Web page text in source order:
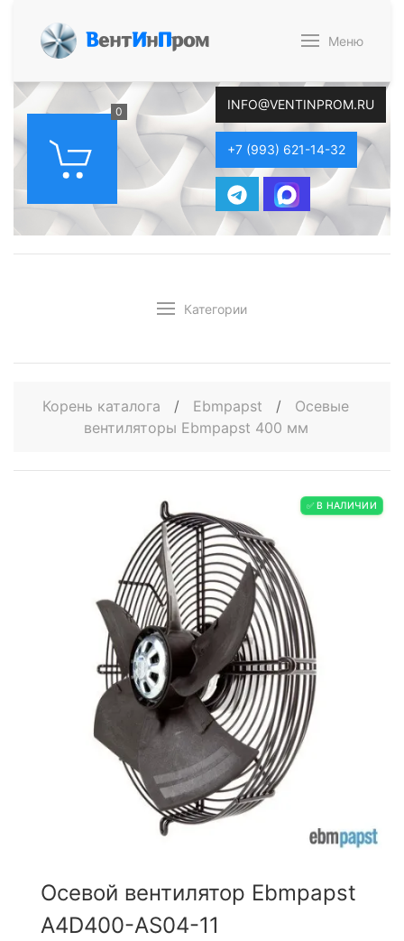
ВентИнПром Меню
0 INFO@VENTINPROM.RU
+7 (993) 621-14-32
Категории
Корень каталога / Ebmpapst /
Осевые
вентиляторы Ebmpapst 400 мм
✅ В НАЛИЧИИ
Осевой вентилятор Ebmpapst
A4D400-AS04-11